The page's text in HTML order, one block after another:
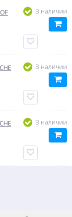
В наличии
В наличии
В наличии